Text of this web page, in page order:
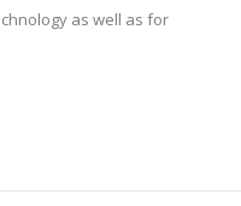
as well as for